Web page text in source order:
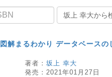
坂上 幸大から
図解まるわかり データベースの
著者： 坂上 幸大
発売： 2021年01月27日